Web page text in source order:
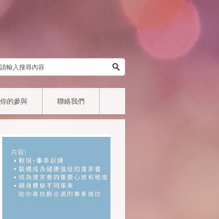
你的參與 聯絡我們